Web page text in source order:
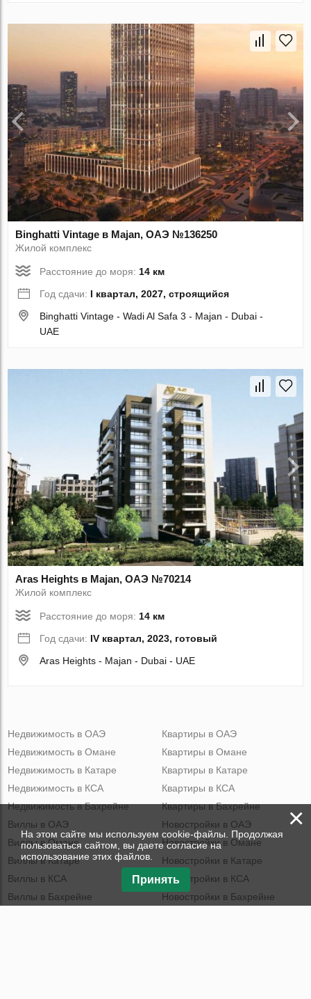
Binghatti Vintage в Majan, ОАЭ №136250
Жилой комплекс
Расстояние до моря: 14 км
Год сдачи: I квартал, 2027, строящийся
Binghatti Vintage - Wadi Al Safa 3 - Majan - Dubai -
UAE
Aras Heights в Majan, ОАЭ №70214
Жилой комплекс
Расстояние до моря:14 км
Год сдачи: IV квартал, 2023, готовый
Aras Heights - Majan - Dubai - UAE
Недвижимость в ОАЭ
Недвижимость в Омане
Недвижимость в Катаре
Недвижимость в КСА
Недвижимость в Бахрейне
Квартиры в ОАЭ
Квартиры в Омане
Квартиры в Катаре
Квартиры в КСА
Квартиры в Бахрейне
Виллы в ОАЭ
Виллы в Омане
Виллы в Катаре
Виллы в КСА
Виллы в Бахрейне
Новостройки в ОАЭ
Новостройки в Омане
Новостройки в Катаре
Новостройки в КСА
Новостройки в Бахрейне
×
На этом сайте мы используем cookie-файлы. Продолжая
пользоваться сайтом, вы даете согласие на
использование этих файлов.
Принять